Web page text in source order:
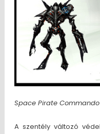
Space Pirate Commando
A szentély változó